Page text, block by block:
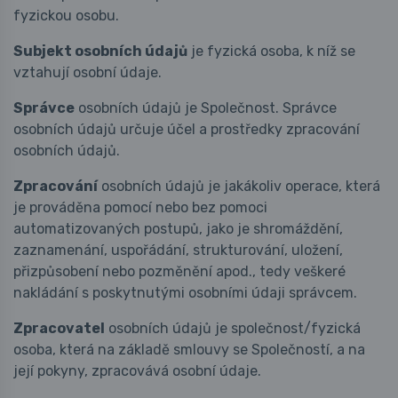
fyzickou osobu.
Subjekt osobních údajů je fyzická osoba, k níž se
vztahují osobní údaje.
Správce osobních údajů je Společnost. Správce
osobních údajů určuje účel a prostředky zpracování
osobních údajů.
Zpracování osobních údajů je jakákoliv operace, která
je prováděna pomocí nebo bez pomoci
automatizovaných postupů, jako je shromáždění,
zaznamenání, uspořádání, strukturování, uložení,
přizpůsobení nebo pozměnění apod., tedy veškeré
nakládání s poskytnutými osobními údaji správcem.
Zpracovatel osobních údajů je společnost/fyzická
osoba, která na základě smlouvy se Společností, a na
její pokyny, zpracovává osobní údaje.